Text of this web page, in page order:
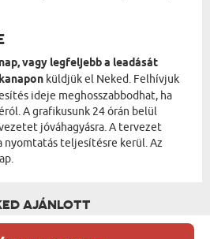
vagy legfeljebb a leadását
küldjük el Neked. Felhívjuk
ideje meghosszabbodhat, ha
A grafikusunk 24 órán belül
jóváhagyásra. A tervezet
nyomtatás teljesítésre kerül. Az
AJÁNLOTT